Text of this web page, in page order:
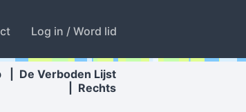
Log in / Word lid
De Verboden Lijst
Rechts